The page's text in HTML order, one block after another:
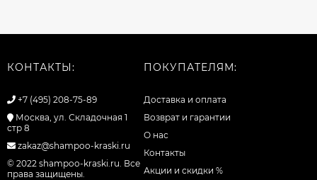
КОНТАКТЫ:
+7 (495) 208-75-89
Москва, ул. Складочная 1
стр 8
zakaz@shampoo-kraski.ru
© 2022 shampoo-kraski.ru. Все
права защищены.
ПОКУПАТЕЛЯМ:
Доставка и оплата
Возврат и гарантии
О нас
Контакты
Акции и скидки %